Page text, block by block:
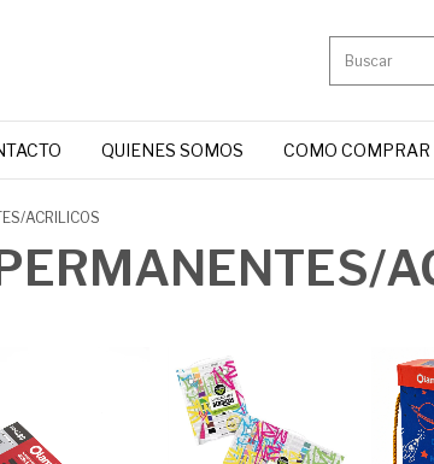
QUIENES SOMOS COMO COMPRAR
ACRILICOS